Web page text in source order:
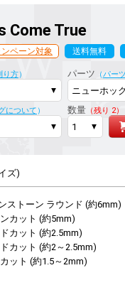
Come True
ペーン対象
送料無料
り方） パーツ （パー
について ） 数量（残り 2）
ズ)
ストーン ラウンド (約6mm)
カット (約5mm)
カット (約2.5mm)
カット (約2～2.5mm)
ット (約1.5～2mm)